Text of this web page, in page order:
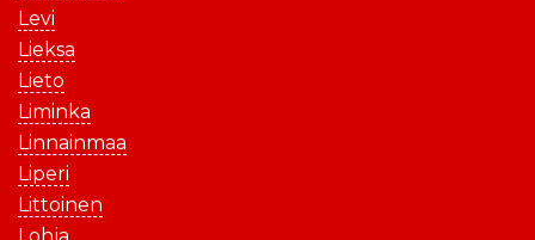
Levi
Lieksa
Lieto
Liminka
Linnainmaa
Liperi
Littoinen
Lohja